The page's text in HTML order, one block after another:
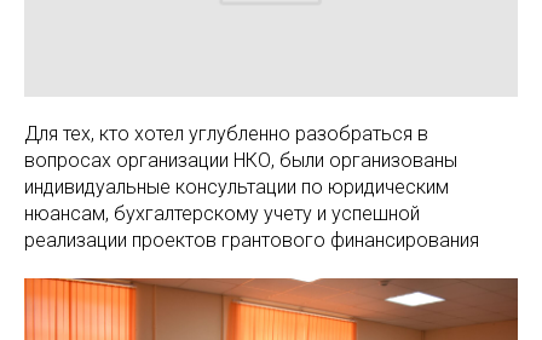
Для тех, кто хотел углубленно разобраться в
вопросах организации НКО, были организованы
индивидуальные консультации по юридическим
нюансам, бухгалтерскому учету и успешной
реализации проектов грантового финансирования